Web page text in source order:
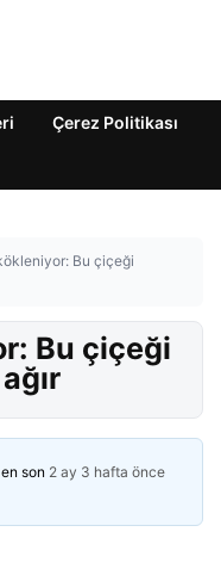
Çerez Politikası
Bu çiçeği
Bu çiçeği
son 2 ay 3 hafta önce